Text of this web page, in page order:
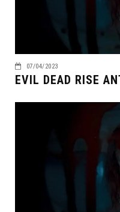
07/04/2023
EVIL DEAD RISE